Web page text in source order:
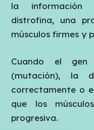
la información
distrofina, una
músculos firmes y
Cuando el gen
(mutación), la
correctamente o
que los
progresiva.